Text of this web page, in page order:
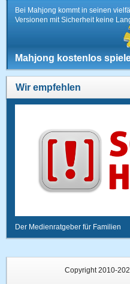
Bei Mahjong kommt in seinen
Versionen mit Sicherheit keine
Mahjong kostenlos
Wir empfehlen
Der Medienratgeber für Familien
Copyright 2010-